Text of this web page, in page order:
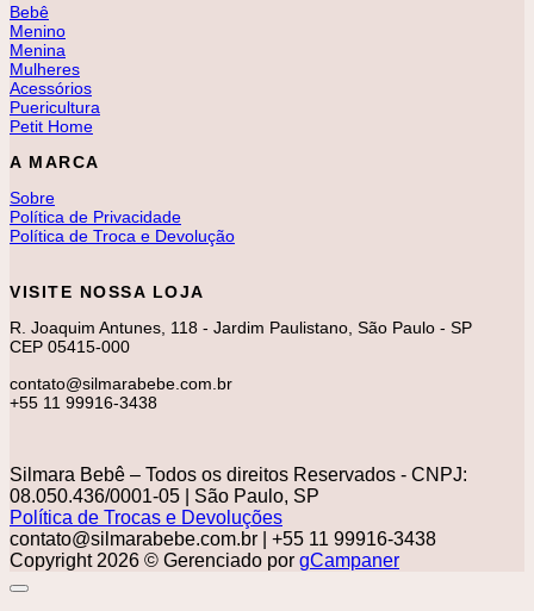
Bebê
Menino
Menina
Mulheres
Acessórios
Puericultura
Petit Home
A MARCA
Sobre
Política de Privacidade
Política de Troca e Devolução
VISITE NOSSA LOJA
R. Joaquim Antunes, 118 - Jardim Paulistano, São Paulo - SP
CEP 05415-000
contato@silmarabebe.com.br
+55 11 99916-3438
Silmara Bebê – Todos os direitos Reservados - CNPJ:
08.050.436/0001-05 | São Paulo, SP
Política de Trocas e Devoluções
contato@silmarabebe.com.br | +55 11 99916-3438
Copyright 2026 © Gerenciado por gCampaner